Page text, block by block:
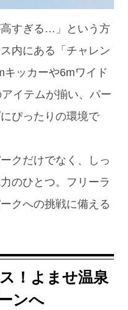
高すぎる…」という方
内にある「チャレン
キッカーや6mワイド
イテムが揃い、パー
ぴったりの環境で
クだけでなく、しっ
のひとつ。フリーラ
クへの挑戦に備える
！よませ温泉
ンへ